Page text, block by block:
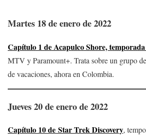
Martes 18 de enero de 2022
Capítulo 1 de Acapulco Shore,
MTV y Paramount+. Trata sobre un grupo
de vacaciones, ahora en Colombia.
Jueves 20 de enero de 2022
Capítulo 10 de Star Trek Discovery,